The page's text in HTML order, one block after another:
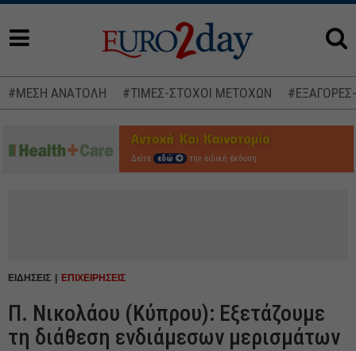
#ΜΕΣΗ ΑΝΑΤΟΛΗ #ΤΙΜΕΣ-ΣΤΟΧΟΙ ΜΕΤΟΧΩΝ
Δείτε εδώ την ειδική έκδοση
ΕΙΔΗΣΕΙΣ ΕΠΙΧΕΙΡΗΣΕΙΣ
Π. Νικολάου (Κύπρου): Εξετάζουμε
τη διάθεση ενδιάμεσων μερισμάτων